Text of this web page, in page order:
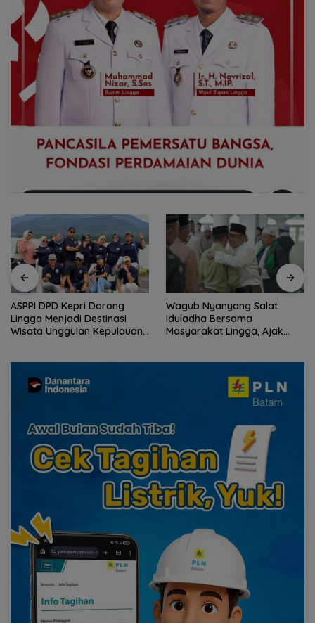
ASPPI DPD Kepri Dorong
Lingga Menjadi Destinasi
Wisata Unggulan Kepulauan
Wagub Nyanyang Salat
Iduladha Bersama
Masyarakat Lingga, Ajak